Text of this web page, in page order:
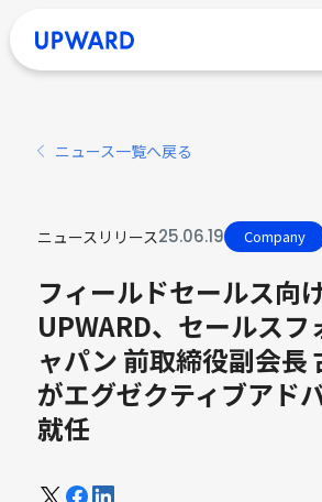
ニュース一覧へ戻る
ニュースリリース25.06.19 Company
フィールドセールス向
UPWARD、セールスフ
ャパン 前取締役副会長
がエグゼクティブアド
就任